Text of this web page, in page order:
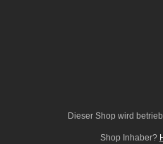
Dieser Shop wird
Shop Inhaber?